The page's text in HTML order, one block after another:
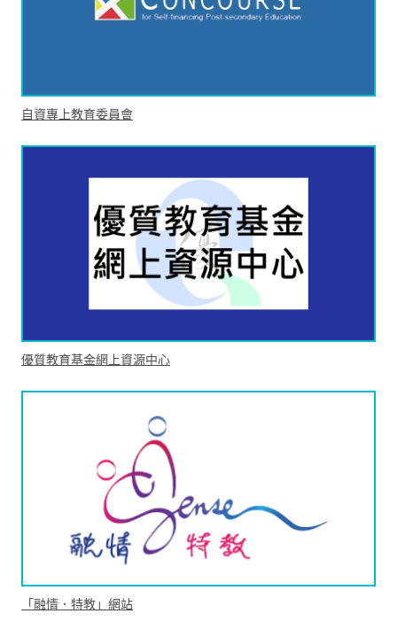
自資專上教育委員會
優質教育基金網上資源中心
「融情．特教」網站